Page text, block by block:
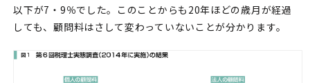
以下が7・9％でした。このことからも20年ほどの歳月が経過
しても、顧問料はさして変わっていないことが分かります。